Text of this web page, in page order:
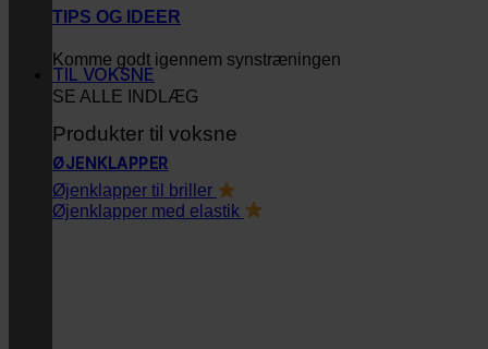
TIPS OG IDEER
Komme godt igennem synstræningen
SE ALLE INDLÆG
TIL VOKSNE
Produkter til voksne
ØJENKLAPPER
Øjenklapper til briller
Øjenklapper med elastik